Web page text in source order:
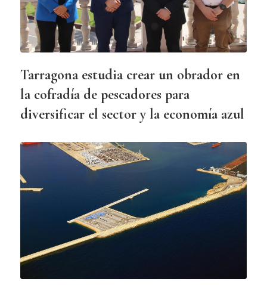
Tarragona estudia crear un obrador en
la cofradía de pescadores para
diversificar el sector y la economía azul